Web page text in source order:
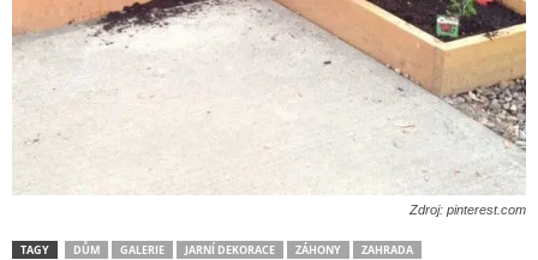
Zdroj: pinterest.com
TAGY DŮM GALERIE JARNÍ DEKORACE ZÁHONY ZAHRADA